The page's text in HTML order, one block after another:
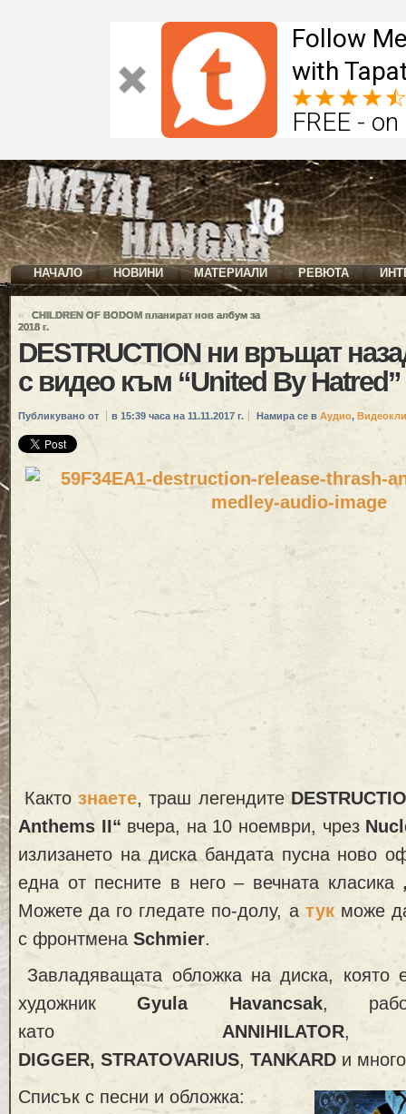
Follow
with
FREE -
НАЧАЛО НОВИНИ МАТЕРИАЛИ РЕВЮТА
«
CHILDREN OF BODOM планират нов албум за
2018 г.
DESTRUCTION ни връщат
с видео към “United By Hatred”
Публикувано от в 15:39 часа на 11.11.2017 г. Намира се в Аудио,
Кактознаете, траш легендите
Anthems II“ вчера, на 10 ноември, чрез
излизането на диска бандата пусна ново
една от песните в него – вечната класика
Можете да го гледате по-долу, а тук може
с фронтмена Schmier.
Завладяващата обложка на диска, която
художникGyula Havancsak,
като ANNIHILATOR
DIGGER, STRATOVARIUS, TANKARD и
Списък с песни и обложка: